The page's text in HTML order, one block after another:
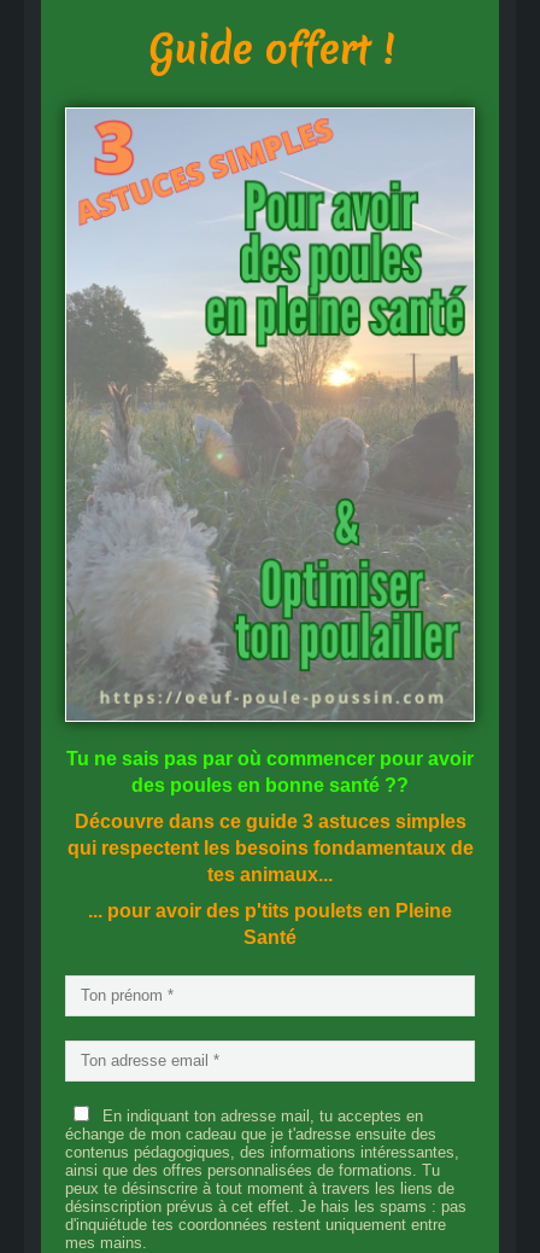
Guide offert !
Tu ne sais pas par où commencer pour avoir
des poules en bonne santé ??
Découvre dans ce guide 3 astuces simples
qui respectent les besoins fondamentaux de
tes animaux...
... pour avoir des p'tits poulets en Pleine
Santé
En indiquant ton adresse mail, tu acceptes en
échange de mon cadeau que je t'adresse ensuite des
contenus pédagogiques, des informations intéressantes,
ainsi que des offres personnalisées de formations. Tu
peux te désinscrire à tout moment à travers les liens de
désinscription prévus à cet effet. Je hais les spams : pas
d'inquiétude tes coordonnées restent uniquement entre
mes mains.